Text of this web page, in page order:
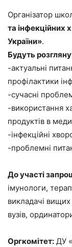
Організатор
та
України».
Будуть
-актуальні
профілактики
-сучасні
-використання
продуктів в
-інфекційні
-проблемні
До участі
імунологи,
викладачі
вузів,
Оргкомітет: ДУ